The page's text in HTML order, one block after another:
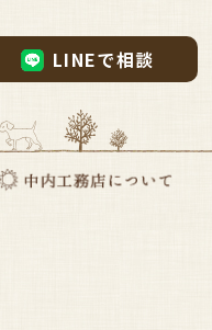
LINEで相談